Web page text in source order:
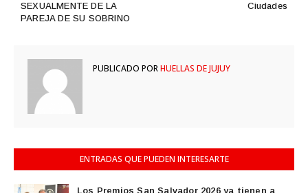
Ciudades
SEXUALMENTE DE LA
PAREJA DE SU SOBRINO
PUBLICADO PORHUELLAS DE JUJUY
ENTRADAS QUE PUEDEN INTERESARTE
Los Premios San Salvador 2026 ya tienen a